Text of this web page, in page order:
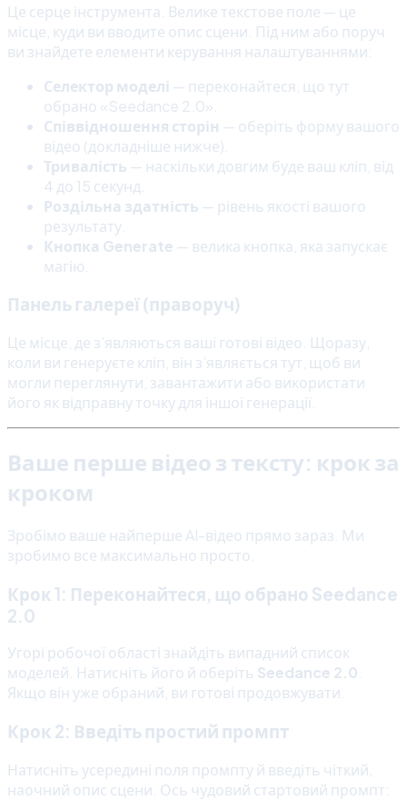
Це серце інструмента. Велике текстове поле — це
місце, куди ви вводите опис сцени. Під ним або поруч
ви знайдете елементи керування налаштуваннями:
Селектор моделі — переконайтеся, що тут
обрано «Seedance 2.0».
Співвідношення сторін — оберіть форму вашого
відео (докладніше нижче).
Тривалість — наскільки довгим буде ваш кліп, від
4 до 15 секунд.
Роздільна здатність — рівень якості вашого
результату.
Кнопка Generate — велика кнопка, яка запускає
магію.
Панель галереї (праворуч)
Це місце, де з’являються ваші готові відео. Щоразу,
коли ви генеруєте кліп, він з’являється тут, щоб ви
могли переглянути, завантажити або використати
його як відправну точку для іншої генерації.
Ваше перше відео з тексту: крок за
кроком
Зробімо ваше найперше AI-відео прямо зараз. Ми
зробимо все максимально просто.
Крок 1: Переконайтеся, що обрано Seedance
2.0
Угорі робочої області знайдіть випадний список
моделей. Натисніть його й оберіть Seedance 2.0.
Якщо він уже обраний, ви готові продовжувати.
Крок 2: Введіть простий промпт
Натисніть усередині поля промпту й введіть чіткий,
наочний опис сцени. Ось чудовий стартовий промпт: